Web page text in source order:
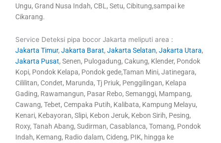
Ungu, Grand Nusa Indah, CBL, Setu, Cibitung,sampai ke
Cikarang.
Service Deteksi pipa bocor Jakarta meliputi area :
Jakarta Timur,Jakarta Barat,Jakarta Selatan,Jakarta Utara,
Jakarta Pusat, Senen, Pulogadung, Cakung, Klender, Pondok
Kopi, Pondok Kelapa, Pondok gede,Taman Mini, Jatinegara,
Cililitan, Condet, Marunda, Tj Priuk, Penggilingan, Kelapa
Gading, Rawamangun, Pasar Rebo, Semanggi, Mampang,
Cawang, Tebet, Cempaka Putih, Kalibata, Kampung Melayu,
Kenari, Kebayoran, Slipi, Kebon Jeruk, Kebon Sirih, Pesing,
Roxy, Tanah Abang, Sudirman, Casablanca, Tomang, Pondok
Indah, Kemang, Radio dalam, Cideng, PIK, hingga ke